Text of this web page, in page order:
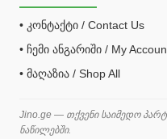
• კონტაქტი / Contact Us
• ჩემი ანგარიში / My
• მაღაზია / Shop All
Jino.ge — თქვენი საიმედო
ნაწილებში.